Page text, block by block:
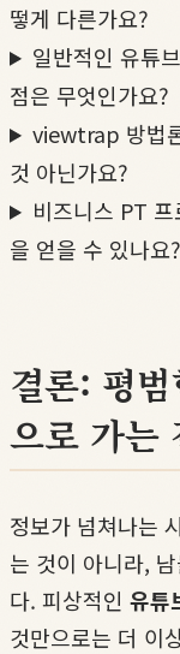
떻게 다른가요?
일반적인 유튜
점은 무엇인가요?
viewtrap 방법
것 아닌가요?
비즈니스 PT
을 얻을 수 있나요?
결론: 평
으로 가는
정보가 넘쳐나는
는 것이 아니라,
다. 피상적인 유튜
것만으로는 더 이